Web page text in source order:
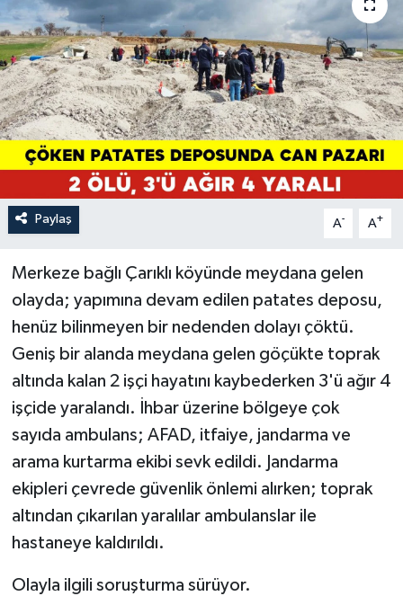
Paylaş A- A+
Merkeze bağlı Çarıklı köyünde meydana gelen
olayda; yapımına devam edilen patates deposu,
henüz bilinmeyen bir nedenden dolayı çöktü.
Geniş bir alanda meydana gelen göçükte toprak
altında kalan 2 işçi hayatını kaybederken 3'ü ağır 4
işçide yaralandı. İhbar üzerine bölgeye çok
sayıda ambulans; AFAD, itfaiye, jandarma ve
arama kurtarma ekibi sevk edildi. Jandarma
ekipleri çevrede güvenlik önlemi alırken; toprak
altından çıkarılan yaralılar ambulanslar ile
hastaneye kaldırıldı.
Olayla ilgili soruşturma sürüyor.